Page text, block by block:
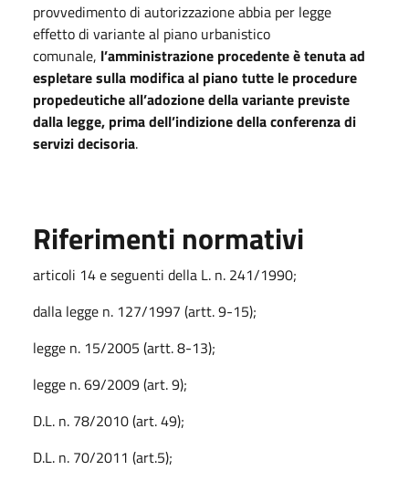
provvedimento di autorizzazione abbia per legge
effetto di variante al piano urbanistico
comunale, l’amministrazione procedente è tenuta ad
espletare sulla modifica al piano tutte le procedure
propedeutiche all’adozione della variante previste
dalla legge, prima dell’indizione della conferenza di
servizi decisoria.
Riferimenti normativi
articoli 14 e seguenti della L. n. 241/1990;
dalla legge n. 127/1997 (artt. 9-15);
legge n. 15/2005 (artt. 8-13);
legge n. 69/2009 (art. 9);
D.L. n. 78/2010 (art. 49);
D.L. n. 70/2011 (art.5);